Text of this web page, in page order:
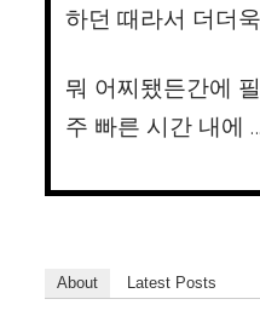
하던 때라서 더더
뭐 어찌됐든간에
주 빠른 시간 내에 …
About Latest Posts